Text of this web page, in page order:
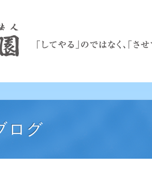
ログ